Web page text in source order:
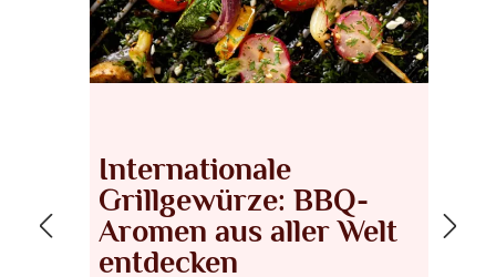
Internationale
Grillgewürze: BBQ-
Aromen aus aller Welt
entdecken